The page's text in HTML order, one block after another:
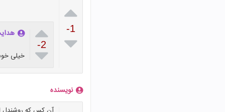

-1


-2
 خیلی
نویسنده